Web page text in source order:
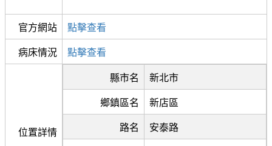
官方網站 點擊查看
病床情況 點擊查看
位置詳情
縣市名 新北市
鄉鎮區名 新店區
路名 安泰路